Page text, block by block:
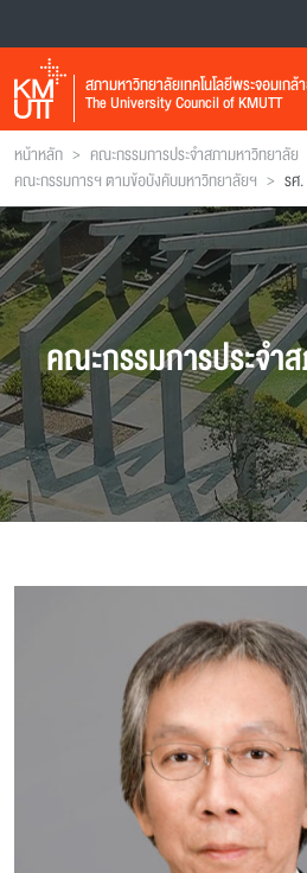
สภามหาวิทยาลัยเทคโนโลยีพระจอมเกล้
The University Council of KMUTT
หน้าหลัก > คณะกรรมการประจำสภามหาวิทยาลัย
คณะกรรมการฯ ตามข้อบังคับมหาวิทยาลัยฯ > รศ
คณะกรรมการประจำ